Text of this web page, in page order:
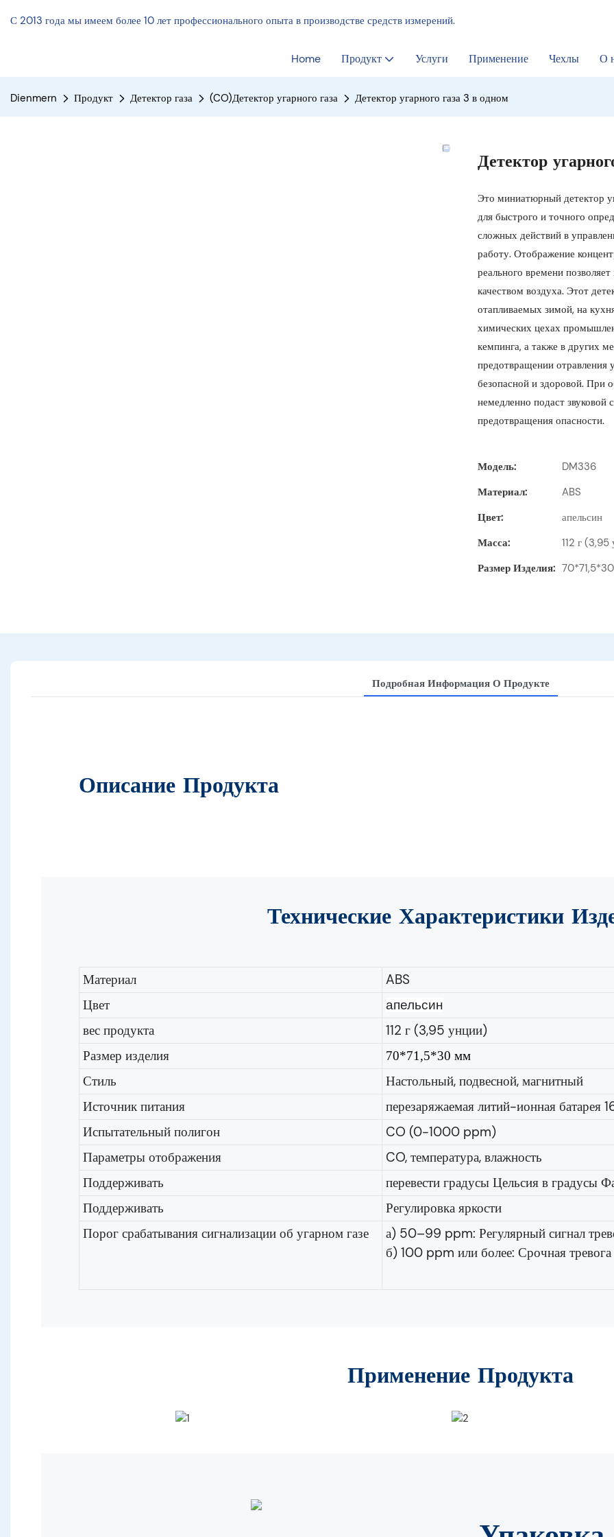
С 2013 года мы имеем более 10 лет профессионального опыта в производстве средств измерений.
Home Продукт Услуги Применение Чехлы О
Dienmern Продукт Детектор газа (CO)Детектор угарного газа Детектор угарного газа 3 в одном
Детектор
Это миниатюрный детектор
для быстрого и точного
сложных действий в
работу. Отображение
реального времени
качеством воздуха. Этот
отапливаемых зимой, на
химических цехах
кемпинга, а также в других
предотвращении
безопасной и здоровой. При
немедленно подаст звуковой
предотвращения опасности.
Модель:
DM336
Материал:
ABS
Цвет:
апельсин
Масса:
112 г (3,95
Размер Изделия:
Подробная Информация О Продукте
Описание Продукта
Технические Характеристики
Материал
ABS
Цвет
апельсин
вес продукта
112 г (3,95 унции)
Размер изделия
70*71,5*30 мм
Стиль
Настольный, подвесной, магнитный
Источник питания
перезаряжаемая литий-ионная батарея
Испытательный полигон
CO (0-1000 ppm)
Параметры отображения
CO, температура, влажность
Поддерживать
перевести градусы Цельсия в градусы
Поддерживать
Регулировка яркости
Порог срабатывания сигнализации об угарном газе
а) 50–99 ppm: Регулярный сигнал
б) 100 ppm или более: Срочная тревога
Применение Продукта